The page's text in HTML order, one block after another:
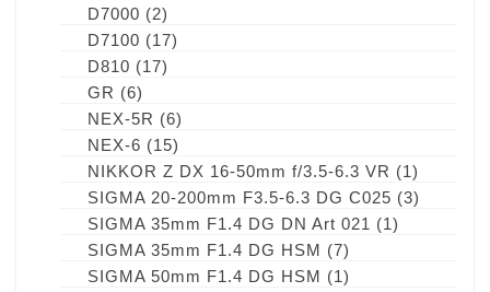
D7000 (2)
D7100 (17)
D810 (17)
GR (6)
NEX-5R (6)
NEX-6 (15)
NIKKOR Z DX 16-50mm f/3.5-6.3 VR (1)
SIGMA 20-200mm F3.5-6.3 DG C025 (3)
SIGMA 35mm F1.4 DG DN Art 021 (1)
SIGMA 35mm F1.4 DG HSM (7)
SIGMA 50mm F1.4 DG HSM (1)